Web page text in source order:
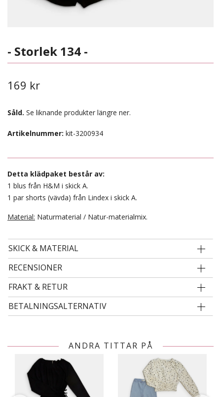
- Storlek 134 -
169 kr
Såld. Se liknande produkter längre ner.
Artikelnummer: kit-3200934
Detta klädpaket består av:
1 blus från H&M i skick A.
1 par shorts (vävda) från Lindex i skick A.
Material: Naturmaterial / Natur-materialmix.
SKICK & MATERIAL
RECENSIONER
FRAKT & RETUR
BETALNINGSALTERNATIV
ANDRA TITTAR PÅ